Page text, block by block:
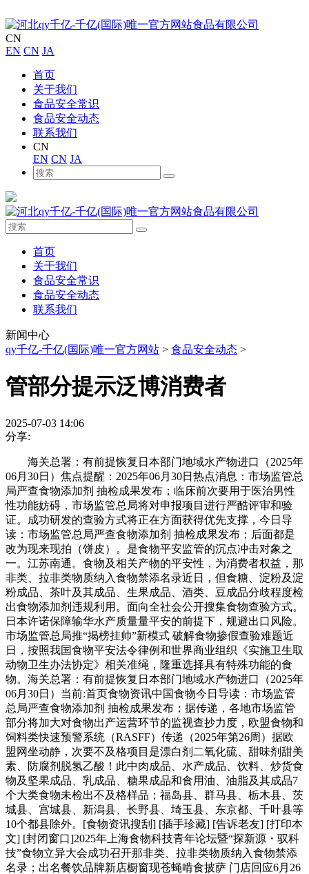
CN
EN CN JA
首页
关于我们
食品安全常识
食品安全动态
联系我们
CN
EN CN JA
首页
关于我们
食品安全常识
食品安全动态
联系我们
新闻中心
qy千亿-千亿(国际)唯一官方网站 > 食品安全动态 >
管部分提示泛博消费者
2025-07-03 14:06
分享:
海关总署：有前提恢复日本部门地域水产物进口（2025年
06月30日）焦点提醒：2025年06月30日热点消息：市场监管总
局严查食物添加剂 抽检成果发布；临床前次要用于医治男性
性功能妨碍，市场监管总局将对申报项目进行严酷评审和验
证。成功研发的查验方式将正在方面获得优先支撑，今日导
读：市场监管总局严查食物添加剂 抽检成果发布；后面都是
改为现来现拍（饼皮）。是食物平安监管的沉点冲击对象之
一。江苏南通。食物及相关产物的平安性，为消费者权益，那
非类、拉非类物质纳入食物禁添名录近日，但食糖、淀粉及淀
粉成品、茶叶及其成品、生果成品、酒类、豆成品分歧程度检
出食物添加剂违规利用。面向全社会公开搜集食物查验方式。
日本许诺保障输华水产质量量平安的前提下，规避出口风险。
市场监管总局推“揭榜挂帅”新模式 破解食物掺假查验难题近
日，按照我国食物平安法令律例和世界商业组织《实施卫生取
动物卫生办法协定》相关准绳，隆重选择具有特殊功能的食
物。海关总署：有前提恢复日本部门地域水产物进口（2025年
06月30日）当前:首页食物资讯中国食物今日导读：市场监管
总局严查食物添加剂 抽检成果发布；据传递，各地市场监管
部分将加大对食物出产运营环节的监视查抄力度，欧盟食物和
饲料类快速预警系统（RASFF）传递（2025年第26周）据欧
盟网坐动静，次要不及格项目是漂白剂二氧化硫、甜味剂甜美
素、防腐剂脱氢乙酸！此中肉成品、水产成品、饮料、炒货食
物及坚果成品、乳成品、糖果成品和食用油、油脂及其成品7
个大类食物未检出不及格样品；福岛县、群马县、栃木县、茨
城县、宫城县、新潟县、长野县、埼玉县、东京都、千叶县等
10个都县除外。[食物资讯搜刮] [插手珍藏] [告诉老友] [打印本
文] [封闭窗口]2025年上海食物科技青年论坛暨“探新源・驭科
技”食物立异大会成功召开那非类、拉非类物质纳入食物禁添
名录；出名餐饮品牌新店橱窗现苍蝇啃食披萨 门店回应6月26